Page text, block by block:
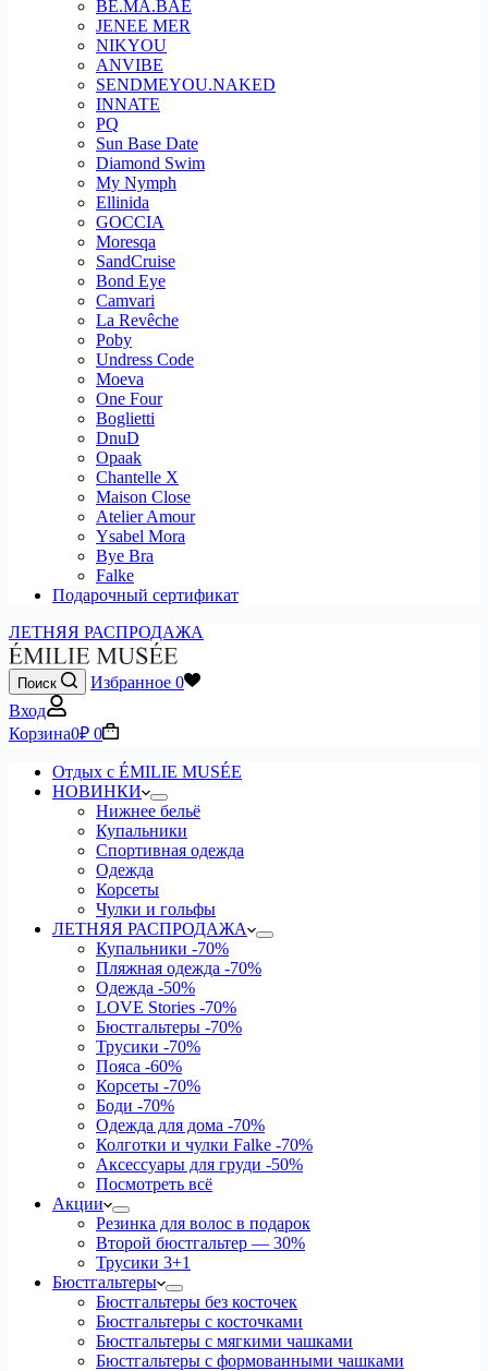
BE.MA.BAE
JENEE MER
NIKYOU
ANVIBE
SENDMEYOU.NAKED
INNATE
PQ
Sun Base Date
Diamond Swim
My Nymph
Ellinida
GOCCIA
Moresqa
SandCruise
Bond Eye
Camvari
La Revêche
Poby
Undress Code
Moeva
One Four
Boglietti
DnuD
Opaak
Chantelle X
Maison Close
Atelier Amour
Ysabel Mora
Bye Bra
Falke
Подарочный сертификат
ЛЕТНЯЯ РАСПРОДАЖА
Поиск Избранное 0
Вход
Корзина0₽ 0
Отдых с ÉMILIE MUSÉE
НОВИНКИ
Нижнее бельё
Купальники
Спортивная одежда
Одежда
Корсеты
Чулки и гольфы
ЛЕТНЯЯ РАСПРОДАЖА
Купальники -70%
Пляжная одежда -70%
Одежда -50%
LOVE Stories -70%
Бюстгальтеры -70%
Трусики -70%
Пояса -60%
Корсеты -70%
Боди -70%
Одежда для дома -70%
Колготки и чулки Falke -70%
Аксессуары для груди -50%
Посмотреть всё
Акции
Резинка для волос в подарок
Второй бюстгальтер — 30%
Трусики 3+1
Бюстгальтеры
Бюстгальтеры без косточек
Бюстгальтеры с косточками
Бюстгальтеры с мягкими чашками
Бюстгальтеры с формованными чашками